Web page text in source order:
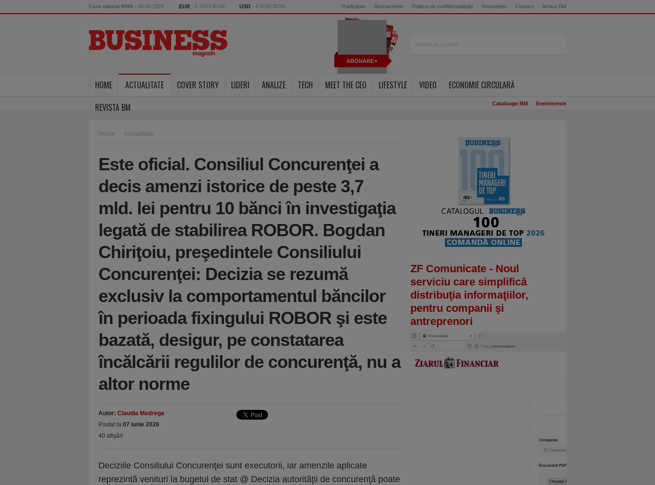
Curs valutar BNR - 06.08.2026 EUR - 5.2473 RON USD - 4.5595 RON Publicitate Abonamente Politica de confidentialitate Newsletter Contact Arhiva BM
ABONARE
HOME ACTUALITATE COVER STORY LIDERI ANALIZE TECH MEET THE CEO LIFESTYLE VIDEO
ECONOMIE CIRCULARĂ
REVISTA BM
Cataloage BM Evenimente
Home Actualitate
Este oficial. Consiliul Concurenţei a
decis amenzi istorice de peste 3,7
mld. lei pentru 10 bănci în investigaţia
legată de stabilirea ROBOR. Bogdan
Chiriţoiu, preşedintele Consiliului
Concurenţei: Decizia se rezumă
exclusiv la comportamentul băncilor
în perioada fixingului ROBOR şi este
bazată, desigur, pe constatarea
încălcării regulilor de concurenţă, nu a
altor norme
Autor: Claudia Medrega
Postat la 07 iunie 2026
40 afişări
Deciziile Consiliului Concurenţei sunt executorii, iar amenzile aplicate
reprezintă venituri la bugetul de stat @ Decizia autorităţii de concurenţă poate
ZF Comunicate - Noul
serviciu care simplifică
distribuţia informaţiilor,
pentru companii şi
antreprenori